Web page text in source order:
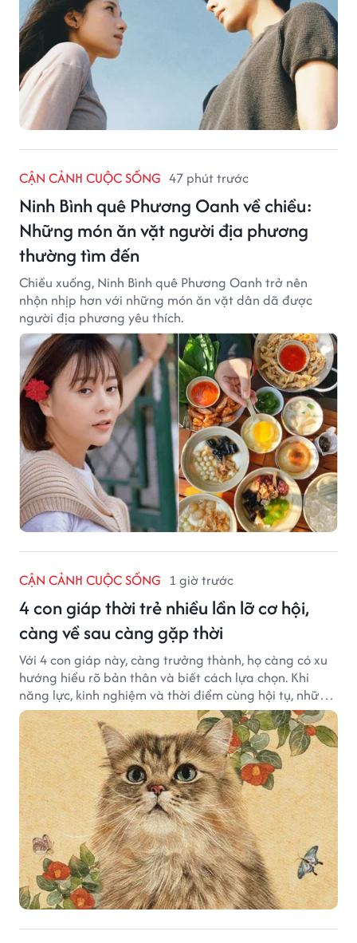
CẬN CẢNH CUỘC SỐNG 47 phút trước
Ninh Bình quê Phương Oanh về chiều:
Những món ăn vặt người địa phương
thường tìm đến
Chiều xuống, Ninh Bình quê Phương Oanh trở nên
nhộn nhịp hơn với những món ăn vặt dân dã được
người địa phương yêu thích.
CẬN CẢNH CUỘC SỐNG 1 giờ trước
4 con giáp thời trẻ nhiều lần lỡ cơ hội,
càng về sau càng gặp thời
Với 4 con giáp này, càng trưởng thành, họ càng có xu
hướng hiểu rõ bản thân và biết cách lựa chọn. Khi
năng lực, kinh nghiệm và thời điểm cùng hội tụ, những
cơ hội từng tưởng đã vuột mất có thể được thay thế
bằng những cơ hội phù hợp hơn.